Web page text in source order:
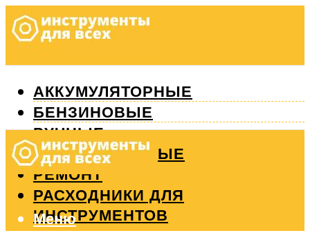
АККУМУЛЯТОРНЫЕ
БЕНЗИНОВЫЕ
РУЧНЫЕ
ИЗМЕРИТЕЛЬНЫЕ
РЕМОНТ
РАСХОДНИКИ ДЛЯ
ИНСТРУМЕНТОВ
Меню